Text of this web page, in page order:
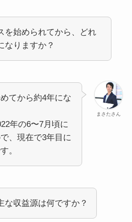
を始められてから、どれ
なりますか？
まさたさん
てから約4年にな
年の6〜7月頃に
、現在で3年目に
。
な収益源は何ですか？